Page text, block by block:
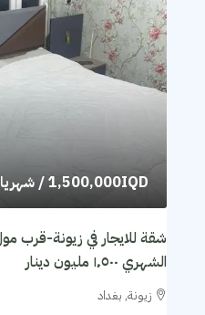
1,500,000IQD/ شهريا
الشهري ١٬٥٠٠ مليون دينار
زيونة, بغداد